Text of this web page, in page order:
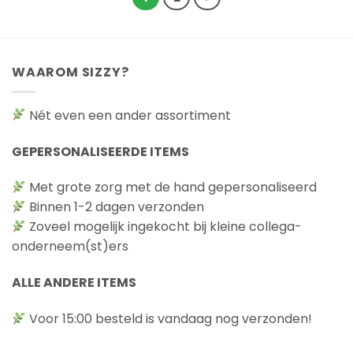
kan
gekozen
worden
op
productpagina
meerdere
op
productpagina
WAAROM SIZZY?
Nét even een ander assortiment
GEPERSONALISEERDE ITEMS
Met grote zorg met de hand gepersonaliseerd
Binnen 1-2 dagen verzonden
Zoveel mogelijk ingekocht bij kleine collega-
onderneem(st)ers
ALLE ANDERE ITEMS
Voor 15:00 besteld is vandaag nog verzonden!